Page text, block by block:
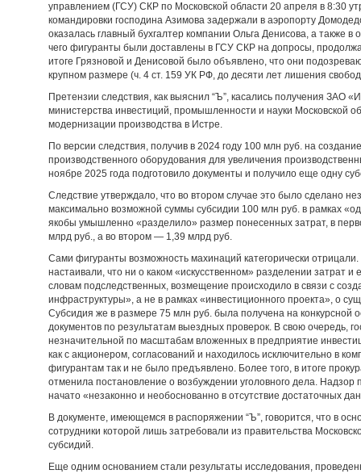
управлением (ГСУ) СКР по Московской области 20 апреля в 8:30
командировки господина Азимова задержали в аэропорту
оказалась главный бухгалтер компании Ольга Денисова, а
чего фигуранты были доставлены в ГСУ СКР на допросы,
итоге Грязновой и Денисовой было объявлено, что они
крупном размере (ч. 4 ст. 159 УК РФ, до десяти лет лишения
Претензии следствия, как выяснил “Ъ”, касались получения ЗАО
министерства инвестиций, промышленности и науки Московской
модернизации производства в Истре.
По версии следствия, получив в 2024 году 100 млн руб. на
производственного оборудования для увеличения
ноябре 2025 года подготовило документы и получило еще одну
Следствие утверждало, что во втором случае это было сделано
максимально возможной суммы субсидии 100 млн руб. в рамках
якобы умышленно «разделило» размер понесенных затрат, в
млрд руб., а во втором — 1,39 млрд руб.
Сами фигуранты возможность махинаций категорически
настаивали, что ни о каком «искусственном» разделении затрат
словам подследственных, возмещение происходило в связи с
инфраструктуры», а не в рамках «инвестиционного проекта», о
Субсидия же в размере 75 млн руб. была получена на конкурсной
документов по результатам выездных проверок. В свою очередь,
незначительной по масштабам вложенных в предприятие
как с акционером, согласований и находилось исключительно в
фигурантам так и не было предъявлено. Более того, в итоге
отменила постановление о возбуждении уголовного дела.
начато «незаконно и необоснованно в отсутствие достаточных
В документе, имеющемся в распоряжении “Ъ”, говорится, что в
сотрудники которой лишь затребовали из правительства
субсидий.
Еще одним основанием стали результаты исследования,